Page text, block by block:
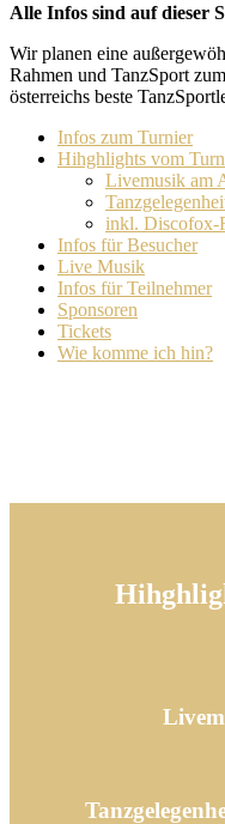
Alle Infos sind auf dieser
Wir planen eine
Rahmen und TanzSport
österreichs beste
Infos zum Turnier
Hihghlights vom
Livemusik am
inkl. Discofox-
Infos für Besucher
Live Musik
Infos für Teilnehmer
Sponsoren
Tickets
Wie komme ich hin?